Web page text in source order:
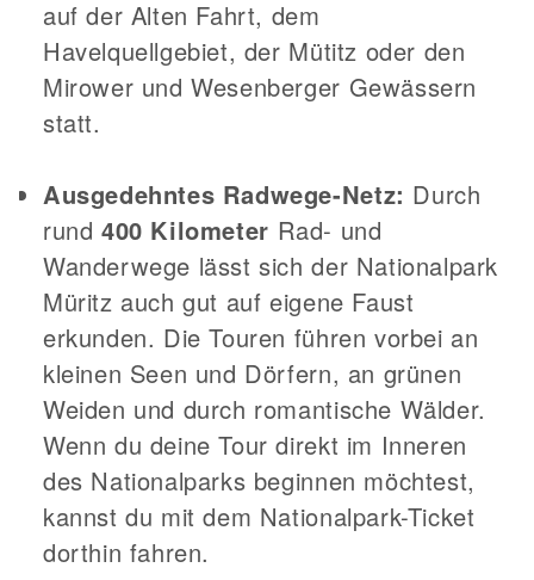
auf der Alten Fahrt, dem
Havelquellgebiet, der Mütitz oder den
Mirower und Wesenberger Gewässern
statt.
Ausgedehntes Radwege-Netz: Durch
rund400 Kilometer Rad- und
Wanderwege lässt sich der Nationalpark
Müritz auch gut auf eigene Faust
erkunden. Die Touren führen vorbei an
kleinen Seen und Dörfern, an grünen
Weiden und durch romantische Wälder.
Wenn du deine Tour direkt im Inneren
des Nationalparks beginnen möchtest,
kannst du mit dem Nationalpark-Ticket
dorthin fahren.